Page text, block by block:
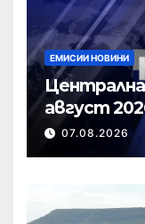
ЕМИСИИ НОВИНИ
Централна
август
07.08.2026